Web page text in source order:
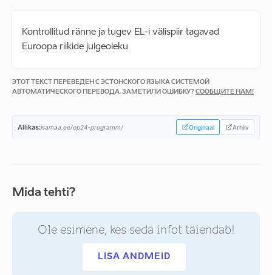
Kontrollitud ränne ja tugev EL-i välispiir tagavad
Euroopa riikide julgeoleku
ЭТОТ ТЕКСТ ПЕРЕВЕДЕН С ЭСТОНСКОГО ЯЗЫКА СИСТЕМОЙ
АВТОМАТИЧЕСКОГО ПЕРЕВОДА. ЗАМЕТИЛИ ОШИБКУ? СООБЩИТЕ НАМ!
Allikas:isamaa.ee/ep24-programm/ Originaal Arhiiv
Mida tehti?
Ole esimene, kes seda infot täiendab!
LISA ANDMEID